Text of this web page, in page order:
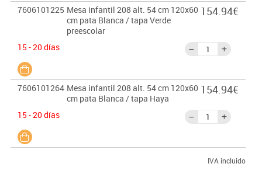
7606101225 Mesa infantil 208 alt. 54 cm 120x60
cm pata Blanca / tapa Verde
preescolar
15 - 20 días
154.94€
7606101264 Mesa infantil 208 alt. 54 cm 120x60
cm pata Blanca / tapa Haya
15 - 20 días
154.94€
IVA incluido